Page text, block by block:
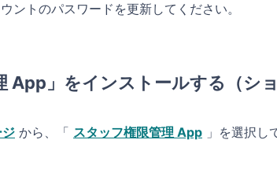
ントのパスワードを更新してください。
App」をインストールする（シ
から、「 スタッフ権限管理 App 」を選択し